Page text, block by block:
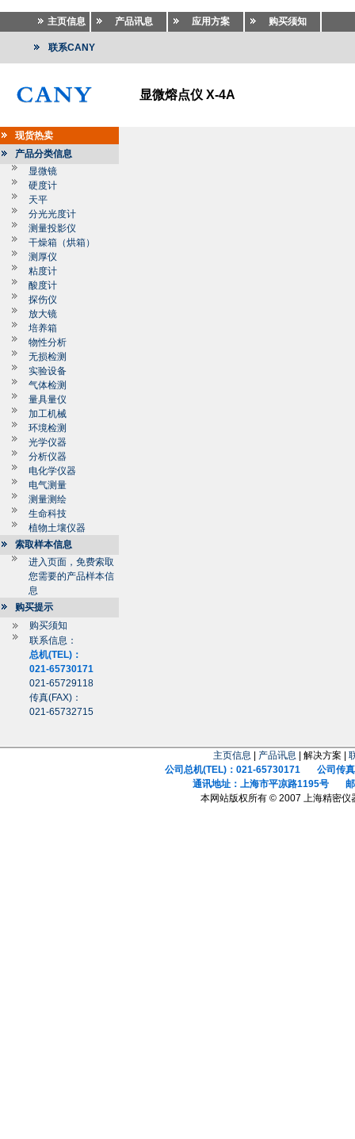
主页信息 产品讯息 应用方案 购买须知
联系CANY
显微熔点仪 X-4A
现货热卖
产品分类信息
显微镜
硬度计
天平
分光光度计
测量投影仪
干燥箱（烘箱）
测厚仪
粘度计
酸度计
探伤仪
放大镜
培养箱
物性分析
无损检测
实验设备
气体检测
量具量仪
加工机械
环境检测
光学仪器
分析仪器
电化学仪器
电气测量
测量测绘
生命科技
植物土壤仪器
索取样本信息
进入页面，免费索取
您需要的产品样本信
息
购买提示
购买须知
联系信息：
总机(TEL)：
021-65730171
021-65729118
传真(FAX)：
021-65732715
主页信息 产品讯息 | 解决方案 |
公司总机(TEL)：021-65730171 公司传真
通讯地址：上海市平凉路1195号 邮
本网站版权所有 © 2007 上海精密仪